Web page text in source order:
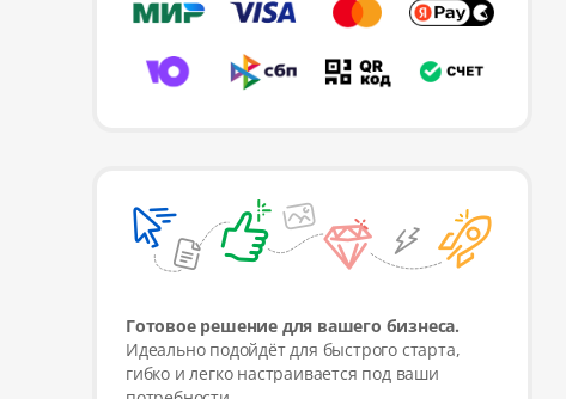
Готовое решение для вашего бизнеса.
Идеально подойдёт для быстрого старта,
гибко и легко настраивается под ваши